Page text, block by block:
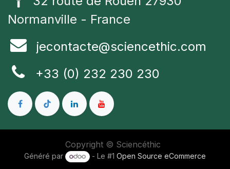
Normanville - France
jecontacte@sciencethic.com
+33 (0) 232 230 230
Copyright © Sciencéthic
Généré par - Le #1Open Source eCommerce